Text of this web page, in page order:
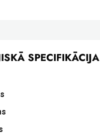
SPECIFIKĀCIJA